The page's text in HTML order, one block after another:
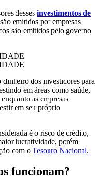
desses investimentos de
emitidos por empresas
são emitidos pelo governo
dos investidores para
em áreas como saúde,
as empresas
em seu próprio
é o risco de crédito,
lucratividade, porém
com o Tesouro Nacional.
funcionam?